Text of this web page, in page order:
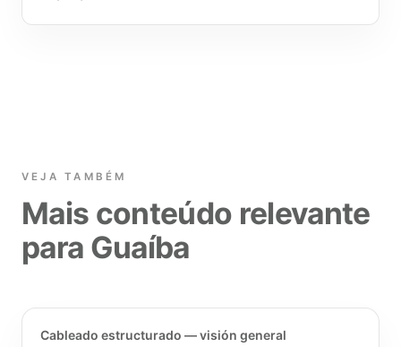
VEJA TAMBÉM
Mais conteúdo relevante
para Guaíba
Cableado estructurado — visión general